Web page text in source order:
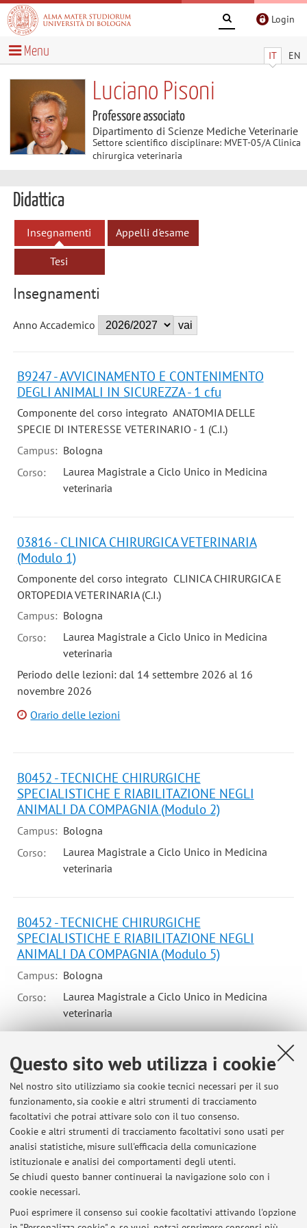
Questo sito web utilizza i cookie
Nel nostro sito utilizziamo sia cookie tecnici necessari per il suo
funzionamento, sia cookie e altri strumenti di tracciamento
facoltativi che potrai attivare solo con il tuo consenso.
Cookie e altri strumenti di tracciamento facoltativi sono usati per
analisi statistiche, misure sull'efficacia della comunicazione
istituzionale e analisi dei comportamenti degli utenti.
Se chiudi questo banner continuerai la navigazione solo con i
cookie necessari.
Puoi esprimere il consenso sui cookie facoltativi attivando l'opzione
Login
IT EN
Menu
Luciano Pisoni
Professore associato
Dipartimento di Scienze Mediche Veterinarie
Settore scientifico disciplinare: MVET-05/A Clinica
chirurgica veterinaria
Didattica
Insegnamenti Appelli d'esame
Tesi
Insegnamenti
Anno Accademico
B9247 - AVVICINAMENTO E CONTENIMENTO
DEGLI ANIMALI IN SICUREZZA - 1 cfu
Componente del corso integrato ANATOMIA DELLE
SPECIE DI INTERESSE VETERINARIO - 1 (C.I.)
Campus: Bologna
Corso:
Laurea Magistrale a Ciclo Unico in Medicina
veterinaria
03816 - CLINICA CHIRURGICA VETERINARIA
(Modulo 1)
Componente del corso integrato CLINICA CHIRURGICA E
ORTOPEDIA VETERINARIA (C.I.)
Campus: Bologna
Corso:
Laurea Magistrale a Ciclo Unico in Medicina
veterinaria
Periodo delle lezioni: dal 14 settembre 2026 al 16
novembre 2026
Orario delle lezioni
B0452 - TECNICHE CHIRURGICHE
SPECIALISTICHE E RIABILITAZIONE NEGLI
ANIMALI DA COMPAGNIA (Modulo 2)
Campus: Bologna
Corso:
Laurea Magistrale a Ciclo Unico in Medicina
veterinaria
B0452 - TECNICHE CHIRURGICHE
SPECIALISTICHE E RIABILITAZIONE NEGLI
ANIMALI DA COMPAGNIA (Modulo 5)
Campus: Bologna
Corso:
Laurea Magistrale a Ciclo Unico in Medicina
veterinaria
69954 - TIROCINIO DI CHIRURGIA (Modulo 6)
Componente del corso integrato CLINICA CHIRURGICA E
ORTOPEDIA VETERINARIA (C.I.)
Campus:Bologna
Corso:
Laurea Magistrale a Ciclo Unico in Medicina
veterinaria